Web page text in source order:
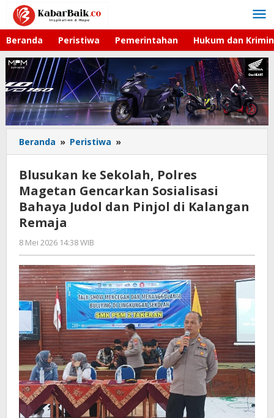
Lewati
konten
Beranda Peristiwa Pemerintahan Hukum dan
Beranda » Peristiwa »
ke
Sekolah,
Polres
Magetan
Gencarkan
dan
Pinjol
di
Kalangan
Remaja
Blusukan ke Sekolah, Polres
Magetan Gencarkan Sosialisasi
Bahaya Judol dan Pinjol di Kalangan
Remaja
8 Mei 2026 14:38 WIB
Gagah
Saputra